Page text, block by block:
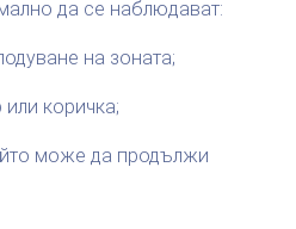
да се наблюдават:
на зоната;
коричка;
може да продължи